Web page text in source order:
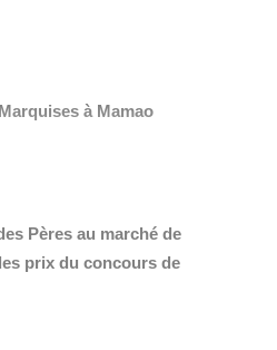
à Mamao
Pères au marché de
prix du concours de